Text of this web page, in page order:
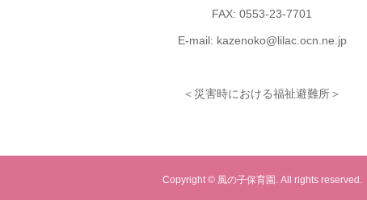
FAX: 0553-23-7701
E-mail: kazenoko@lilac.ocn.ne.jp
＜災害時における福祉避難所＞
Copyright © 風の子保育園. All rights reserved.